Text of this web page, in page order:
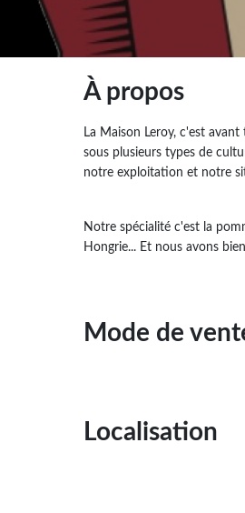
À propos
La Maison Leroy, c'est
sous plusieurs types de
notre exploitation et notre
Notre spécialité c'est la
Hongrie... Et nous avons
Mode de
Localisation